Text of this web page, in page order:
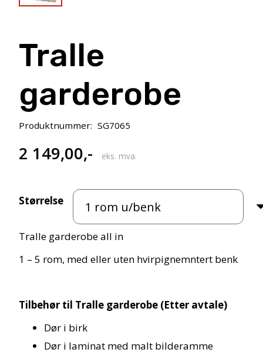
Tralle
garderobe
Produktnummer: SG7065
2 149,00,- eks. mva.
Størrelse
Tralle garderobe all in
1 – 5 rom, med eller uten hvirpignemntert benk
Tilbehør til Tralle garderobe (Etter avtale)
Dør i birk
Dør i laminat med malt bilderamme